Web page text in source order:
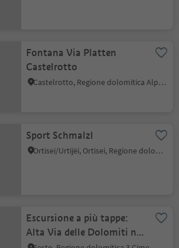
Fontana Via Platten
Castelrotto
Castelrotto, Regione dolomitica Alpe di Siusi
Sport Schmalzl
Ortisei/Urtijëi, Ortisei, Regione dolomitica Val Gardena
Escursione a più tappe:
Alta Via delle Dolomiti n.